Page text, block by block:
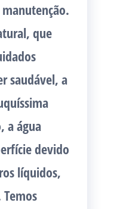
que
saudável, a
a água
devido
líquidos,